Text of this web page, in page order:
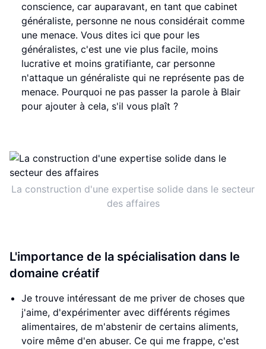
conscience, car auparavant, en tant que cabinet
généraliste, personne ne nous considérait comme
une menace. Vous dites ici que pour les
généralistes, c'est une vie plus facile, moins
lucrative et moins gratifiante, car personne
n'attaque un généraliste qui ne représente pas de
menace. Pourquoi ne pas passer la parole à Blair
pour ajouter à cela, s'il vous plaît ?
La construction d'une expertise solide dans le secteur
des affaires
L'importance de la spécialisation dans le
domaine créatif
Je trouve intéressant de me priver de choses que
j'aime, d'expérimenter avec différents régimes
alimentaires, de m'abstenir de certains aliments,
voire même d'en abuser. Ce qui me frappe, c'est